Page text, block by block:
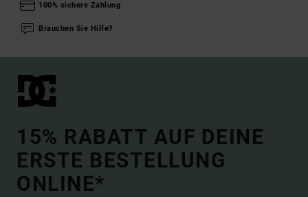
100% sichere Zahlung
Brauchen Sie Hilfe?
15% RABATT AUF DEINE
ERSTE BESTELLUNG
ONLINE*